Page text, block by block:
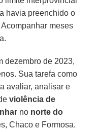
havia preenchido o
meses
dezembro de 2023,
Sua tarefa como
avaliar, analisar e
violência de
no norte do
Chaco e Formosa.